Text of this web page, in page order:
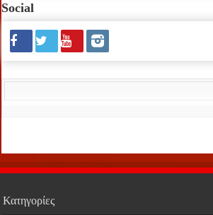
Social
Κατηγορίες